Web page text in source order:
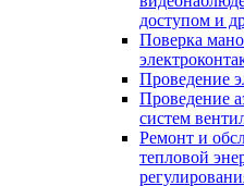
доступом и
Поверка
Проведение
Проведение
систем
Ремонт и
тепловой